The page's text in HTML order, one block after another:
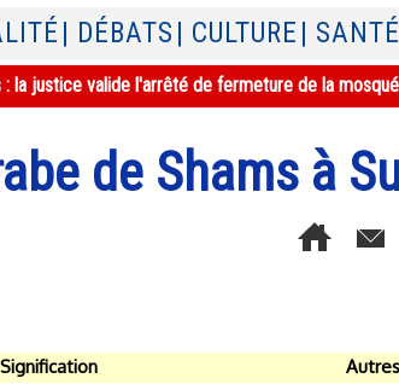
| DÉBATS | CULTURE | SANTÉ
: la justice valide l'arrêté de fermeture de la
de Shams à
Signification